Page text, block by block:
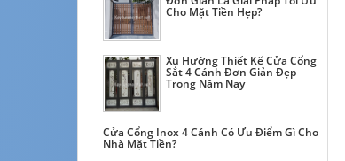
Cho Mặt Tiền Hẹp?
Xu Hướng Thiết Kế Cửa Cổng
Sắt 4 Cánh Đơn Giản Đẹp
Trong Năm Nay
Cửa Cổng Inox 4 Cánh Có Ưu Điểm Gì Cho
Nhà Mặt Tiền?